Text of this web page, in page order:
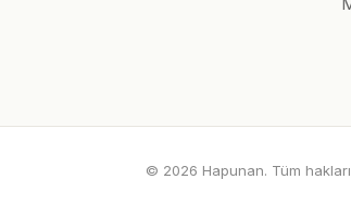
© 2026 Hapunan. Tüm hakları